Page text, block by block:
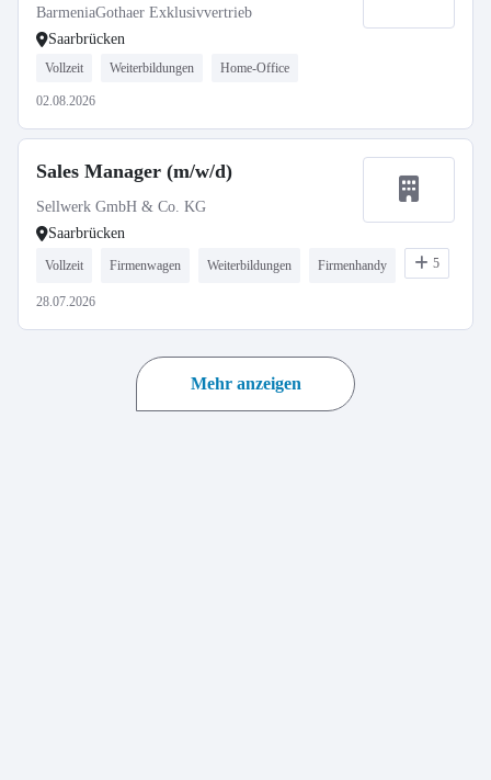
BarmeniaGothaer Exklusivvertrieb
Saarbrücken
Vollzeit Weiterbildungen Home-Office
02.08.2026
Sales Manager (m/w/d)
Sellwerk GmbH & Co. KG
Saarbrücken
Vollzeit Firmenwagen Weiterbildungen Firmenhandy 5
28.07.2026
Mehr anzeigen